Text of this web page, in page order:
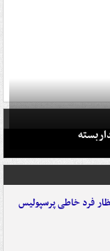
فرد خاطی پرسپولیس